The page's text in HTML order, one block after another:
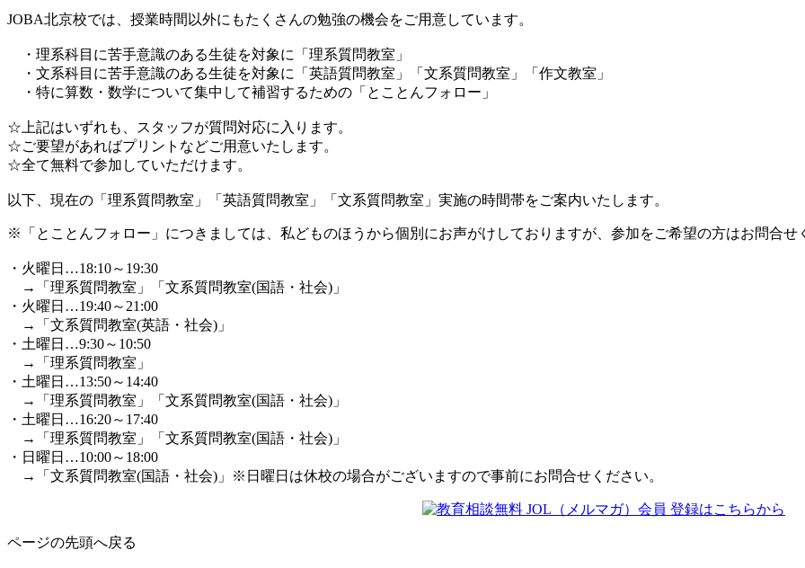
JOBA北京校では、授業時間以外にもたくさんの勉強の機会をご用意しています。
・理系科目に苦手意識のある生徒を対象に「理系質問教室」
・文系科目に苦手意識のある生徒を対象に「英語質問教室」「文系質問教室」「作文教室」
・特に算数・数学について集中して補習するための「とことんフォロー」
☆上記はいずれも、スタッフが質問対応に入ります。
☆ご要望があればプリントなどご用意いたします。
☆全て無料で参加していただけます。
以下、現在の「理系質問教室」「英語質問教室」「文系質問教室」実施の時間帯をご案内いたします。
※「とことんフォロー」につきましては、私どものほうから個別にお声がけしておりますが、参加をご希望の方はお問合せ
・火曜日…18:10～19:30
→「理系質問教室」「文系質問教室(国語・社会)」
・火曜日…19:40～21:00
→「文系質問教室(英語・社会)」
・土曜日…9:30～10:50
→「理系質問教室」
・土曜日…13:50～14:40
→「理系質問教室」「文系質問教室(国語・社会)」
・土曜日…16:20～17:40
→「理系質問教室」「文系質問教室(国語・社会)」
・日曜日…10:00～18:00
→「文系質問教室(国語・社会)」※日曜日は休校の場合がございますので事前にお問合せください。
ページの先頭へ戻る